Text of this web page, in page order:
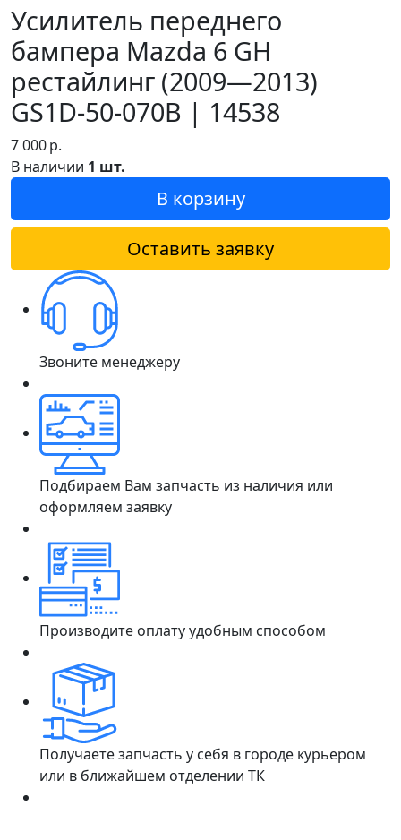
Усилитель переднего
бампера Mazda 6 GH
рестайлинг (2009—2013)
GS1D-50-070B | 14538
7 000р.
В наличии 1 шт.
В корзину
Оставить заявку
Звоните менеджеру
Подбираем Вам запчасть из наличия или
оформляем заявку
Производите оплату удобным способом
Получаете запчасть у себя в городе курьером
или в ближайшем отделении ТК